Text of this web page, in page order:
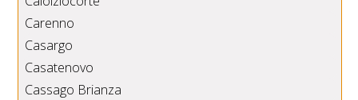
Carenno
Casargo
Casatenovo
Cassago Brianza